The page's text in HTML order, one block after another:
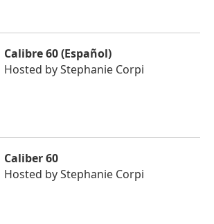
Calibre 60 (Español)
Hosted byStephanie Corpi
Caliber 60
Hosted byStephanie Corpi